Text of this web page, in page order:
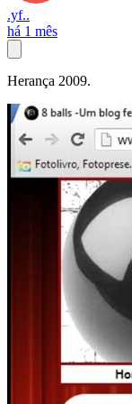
.yf..
há 1 mês
Herança 2009.